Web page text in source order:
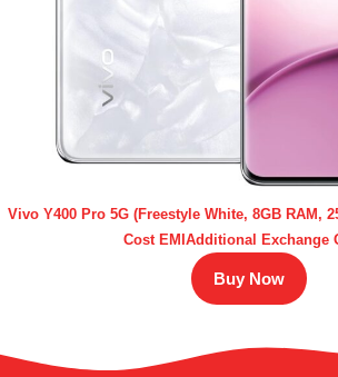
Vivo Y400 Pro 5G (Freestyle White, 8GB RAM,
Cost EMIAdditional Exchange
Buy Now